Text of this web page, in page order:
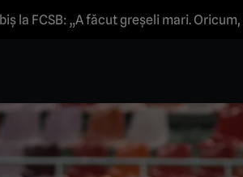
la FCSB: „A făcut greșeli mari.